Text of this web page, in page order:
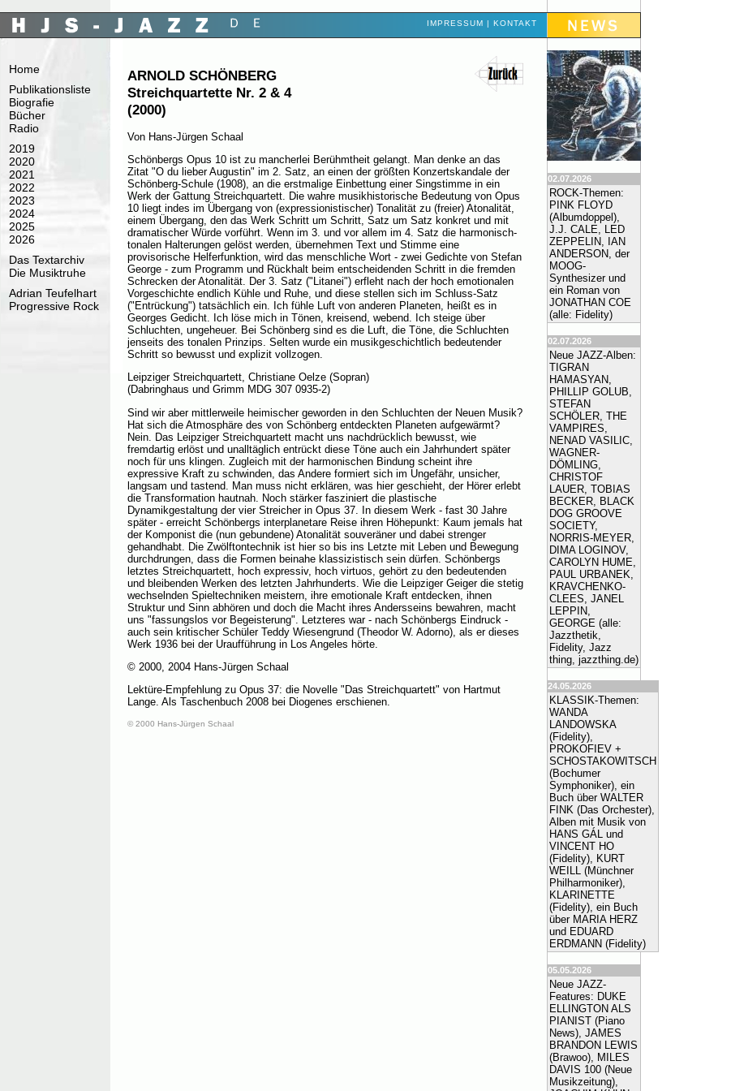
IMPRESSUM | KONTAKT
Home
Publikationsliste
Biografie
Bücher
Radio
2019
2020
2021
2022
2023
2024
2025
2026
Das Textarchiv
Die Musiktruhe
Adrian Teufelhart
Progressive Rock
ARNOLD SCHÖNBERG
Streichquartette Nr. 2 & 4
(2000)
Von Hans-Jürgen Schaal
Schönbergs Opus 10 ist zu mancherlei Berühmtheit gelangt. Man denke an das
Zitat "O du lieber Augustin" im 2. Satz, an einen der größten Konzertskandale der
Schönberg-Schule (1908), an die erstmalige Einbettung einer Singstimme in ein
Werk der Gattung Streichquartett. Die wahre musikhistorische Bedeutung von Opus
10 liegt indes im Übergang von (expressionistischer) Tonalität zu (freier) Atonalität,
einem Übergang, den das Werk Schritt um Schritt, Satz um Satz konkret und mit
dramatischer Würde vorführt. Wenn im 3. und vor allem im 4. Satz die harmonisch-
tonalen Halterungen gelöst werden, übernehmen Text und Stimme eine
provisorische Helferfunktion, wird das menschliche Wort - zwei Gedichte von Stefan
George - zum Programm und Rückhalt beim entscheidenden Schritt in die fremden
Schrecken der Atonalität. Der 3. Satz ("Litanei") erfleht nach der hoch emotionalen
Vorgeschichte endlich Kühle und Ruhe, und diese stellen sich im Schluss-Satz
("Entrückung") tatsächlich ein. Ich fühle Luft von anderen Planeten, heißt es in
Georges Gedicht. Ich löse mich in Tönen, kreisend, webend. Ich steige über
Schluchten, ungeheuer. Bei Schönberg sind es die Luft, die Töne, die Schluchten
jenseits des tonalen Prinzips. Selten wurde ein musikgeschichtlich bedeutender
Schritt so bewusst und explizit vollzogen.
Leipziger Streichquartett, Christiane Oelze (Sopran)
(Dabringhaus und Grimm MDG 307 0935-2)
Sind wir aber mittlerweile heimischer geworden in den Schluchten der Neuen Musik?
Hat sich die Atmosphäre des von Schönberg entdeckten Planeten aufgewärmt?
Nein. Das Leipziger Streichquartett macht uns nachdrücklich bewusst, wie
fremdartig erlöst und unalltäglich entrückt diese Töne auch ein Jahrhundert später
noch für uns klingen. Zugleich mit der harmonischen Bindung scheint ihre
expressive Kraft zu schwinden, das Andere formiert sich im Ungefähr, unsicher,
langsam und tastend. Man muss nicht erklären, was hier geschieht, der Hörer erlebt
die Transformation hautnah. Noch stärker fasziniert die plastische
Dynamikgestaltung der vier Streicher in Opus 37. In diesem Werk - fast 30 Jahre
später - erreicht Schönbergs interplanetare Reise ihren Höhepunkt: Kaum jemals hat
der Komponist die (nun gebundene) Atonalität souveräner und dabei strenger
gehandhabt. Die Zwölftontechnik ist hier so bis ins Letzte mit Leben und Bewegung
durchdrungen, dass die Formen beinahe klassizistisch sein dürfen. Schönbergs
letztes Streichquartett, hoch expressiv, hoch virtuos, gehört zu den bedeutenden
und bleibenden Werken des letzten Jahrhunderts. Wie die Leipziger Geiger die stetig
wechselnden Spieltechniken meistern, ihre emotionale Kraft entdecken, ihnen
Struktur und Sinn abhören und doch die Macht ihres Andersseins bewahren, macht
uns "fassungslos vor Begeisterung". Letzteres war - nach Schönbergs Eindruck -
auch sein kritischer Schüler Teddy Wiesengrund (Theodor W. Adorno), als er dieses
Werk 1936 bei der Uraufführung in Los Angeles hörte.
© 2000, 2004 Hans-Jürgen Schaal
Lektüre-Empfehlung zu Opus 37: die Novelle "Das Streichquartett" von Hartmut
Lange. Als Taschenbuch 2008 bei Diogenes erschienen.
© 2000 Hans-Jürgen Schaal
02.07.2026
ROCK-Themen:
PINK FLOYD
(Albumdoppel),
J.J. CALE, LED
ZEPPELIN, IAN
ANDERSON, der
MOOG-
Synthesizer und
ein Roman von
JONATHAN COE
(alle: Fidelity)
02.07.2026
Neue JAZZ-Alben:
TIGRAN
HAMASYAN,
PHILLIP GOLUB,
STEFAN
SCHÖLER, THE
VAMPIRES,
NENAD VASILIC,
WAGNER-
DÖMLING,
CHRISTOF
LAUER, TOBIAS
BECKER, BLACK
DOG GROOVE
SOCIETY,
NORRIS-MEYER,
DIMA LOGINOV,
CAROLYN HUME,
PAUL URBANEK,
KRAVCHENKO-
CLEES, JANEL
LEPPIN,
GEORGE (alle:
Jazzthetik,
Fidelity, Jazz
thing, jazzthing.de)
24.05.2026
KLASSIK-Themen:
WANDA
LANDOWSKA
(Fidelity),
PROKOFIEV +
SCHOSTAKOWITSCH
(Bochumer
Symphoniker), ein
Buch über WALTER
FINK (Das Orchester),
Alben mit Musik von
HANS GÁL und
VINCENT HO
(Fidelity), KURT
WEILL (Münchner
Philharmoniker),
KLARINETTE
(Fidelity), ein Buch
über MARIA HERZ
und EDUARD
ERDMANN (Fidelity)
05.05.2026
Neue JAZZ-
Features: DUKE
ELLINGTON ALS
PIANIST (Piano
News), JAMES
BRANDON LEWIS
(Brawoo), MILES
DAVIS 100 (Neue
Musikzeitung),